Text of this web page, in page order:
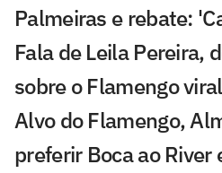
Palmeiras e rebate:
Fala de Leila Pereira,
sobre o Flamengo
Alvo do Flamengo,
preferir Boca ao